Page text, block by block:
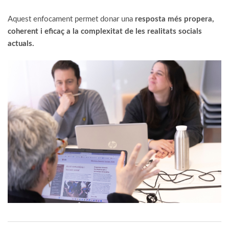
Aquest enfocament permet donar una resposta més propera,
coherent i eficaç a la complexitat de les realitats socials
actuals.